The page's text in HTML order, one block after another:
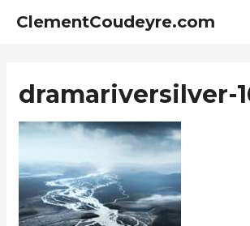
ClementCoudeyre.com
dramariversilver-